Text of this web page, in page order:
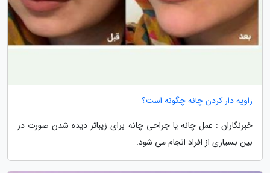
زاویه دار کردن چانه چگونه است؟
خبرنگاران : عمل چانه یا جراحی چانه برای زیباتر دیده شدن صورت در
بین بسیاری از افراد انجام می شود.